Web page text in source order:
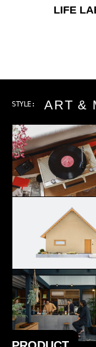
LIFE
STYLE: ART &